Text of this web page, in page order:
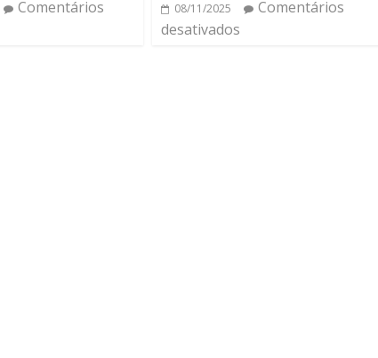
Comentários
08/11/2025
Comentários
desativados